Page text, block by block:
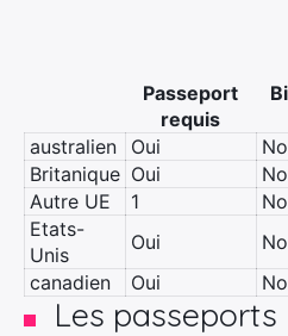
Passeport
requis
australien
Oui
Britanique Oui
Autre UE
1
Etats-
Unis
Oui
canadien
Oui
Les passeports